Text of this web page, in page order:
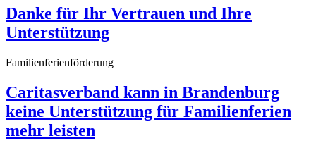
Danke für Ihr Vertrauen und Ihre
Unterstützung
Familienferienförderung
Caritasverband kann in Brandenburg
keine Unterstützung für Familienferien
mehr leisten